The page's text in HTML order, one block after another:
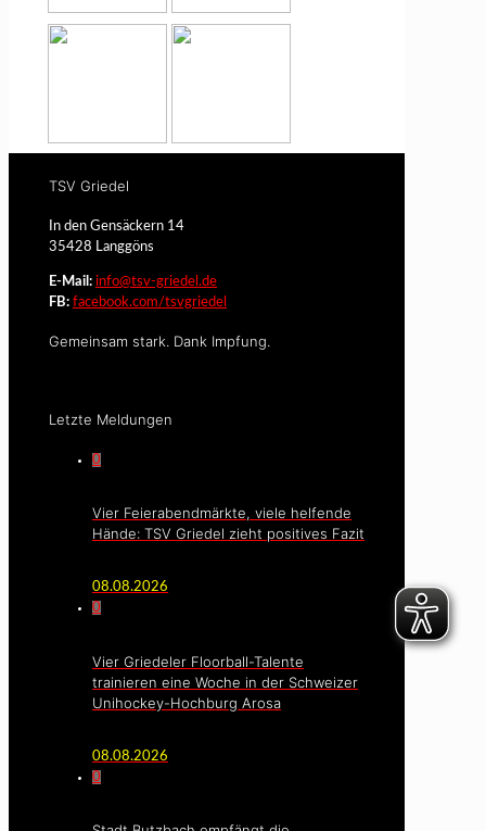
TSV Griedel
In den Gensäckern 14
35428 Langgöns
E-Mail: info@tsv-griedel.de
FB: facebook.com/tsvgriedel
Gemeinsam stark. Dank Impfung.
Letzte Meldungen
0
Vier Feierabendmärkte, viele helfende
Hände: TSV Griedel zieht positives Fazit
08.08.2026
0
Vier Griedeler Floorball-Talente
trainieren eine Woche in der Schweizer
Unihockey-Hochburg Arosa
08.08.2026
0